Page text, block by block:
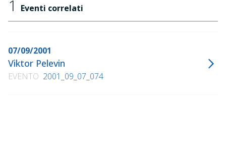
1 Eventi correlati
07/09/2001
Viktor Pelevin
EVENTO 2001_09_07_074